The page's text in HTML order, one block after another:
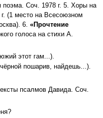
Соч. 1978 г. 5. Хоры на
(1 место на Всесоюзном
6. «Прочтение
голоса на стихи А.
этот гам...).
пошарив, найдешь...).
псалмов Давида. Соч.